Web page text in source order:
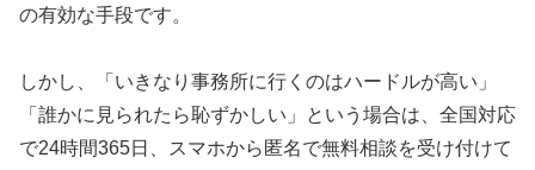
の有効な手段です。
しかし、「いきなり事務所に行くのはハードルが高い」
「誰かに見られたら恥ずかしい」という場合は、全国対応
で24時間365日、スマホから匿名で無料相談を受け付けて